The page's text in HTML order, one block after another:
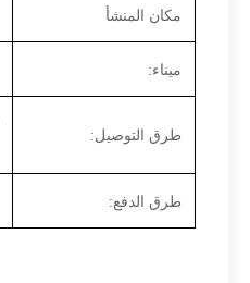
مكان المنشأ
ميناء:
طرق التوصيل:
طرق الدفع: